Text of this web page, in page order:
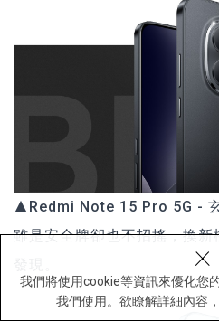
我們將使用cookie等資訊來優化您
我們使用。欲瞭解詳細內容
×
▲Redmi Note 15 Pro 5G -
雖是安全牌卻也不招搖，換